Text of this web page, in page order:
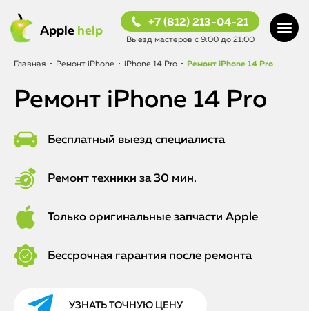
Apple help
+7 (812) 213-04-21
Выезд мастеров с 9:00 до 21:00
Главная • Ремонт iPhone • iPhone 14 Pro • Ремонт iPhone 14 Pro
Ремонт iPhone 14 Pro
Бесплатный выезд специалиста
Ремонт техники за 30 мин.
Только оригинальные запчасти Apple
Бессрочная гарантия после ремонта
УЗНАТЬ ТОЧНУЮ ЦЕНУ